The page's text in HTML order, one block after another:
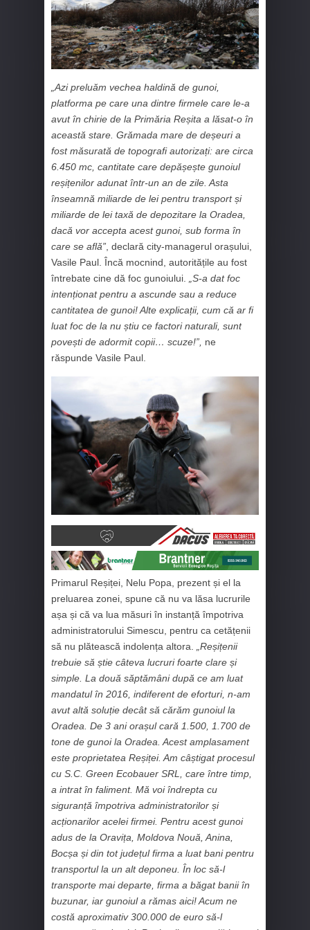
„Azi preluăm vechea haldină de gunoi,
platforma pe care una dintre firmele care le-a
avut în chirie de la Primăria Reșita a lăsat-o în
această stare. Grămada mare de deșeuri a
fost măsurată de topografi autorizați: are circa
6.450 mc, cantitate care depășește gunoiul
reșițenilor adunat într-un an de zile. Asta
înseamnă miliarde de lei pentru transport și
miliarde de lei taxă de depozitare la Oradea,
dacă vor accepta acest gunoi, sub forma în
care se află” , declară city-managerul orașului,
Vasile Paul. Încă mocnind, autoritățile au fost
întrebate cine dă foc gunoiului.
„S-a dat foc
intenționat pentru a ascunde sau a reduce
cantitatea de gunoi! Alte explicații, cum că ar fi
luat foc de la nu știu ce factori naturali, sunt
povești de adormit copii… scuze!”, ne
răspunde Vasile Paul.
Primarul Reșiței, Nelu Popa, prezent și el la
preluarea zonei, spune că nu va lăsa lucrurile
așa și că va lua măsuri în instanță împotriva
administratorului Simescu, pentru ca cetățenii
să nu plătească indolența altora.
„Reșițenii
trebuie să știe câteva lucruri foarte clare și
simple. La două săptămâni după ce am luat
mandatul în 2016, indiferent de eforturi, n-am
avut altă soluție decât să cărăm gunoiul la
Oradea. De 3 ani orașul cară 1.500, 1.700 de
tone de gunoi la Oradea. Acest amplasament
este proprietatea Reșiței. Am câștigat procesul
cu S.C. Green Ecobauer SRL, care între timp,
a intrat în faliment. Mă voi îndrepta cu
siguranță împotriva administratorilor și
acționarilor acelei firmei. Pentru acest gunoi
adus de la Oravița, Moldova Nouă, Anina,
Bocșa și din tot județul firma a luat bani pentru
transportul la un alt deponeu. În loc să-l
transporte mai departe, firma a băgat banii în
buzunar, iar gunoiul a rămas aici! Acum ne
costă aproximativ 300.000 de euro să-l